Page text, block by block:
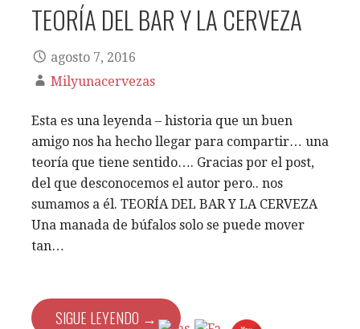
TEORÍA DEL BAR Y LA CERVEZA
agosto 7, 2016
Milyunacervezas
Esta es una leyenda – historia que un buen
amigo nos ha hecho llegar para compartir… una
teoría que tiene sentido…. Gracias por el post,
del que desconocemos el autor pero.. nos
sumamos a él. TEORÍA DEL BAR Y LA CERVEZA
Una manada de búfalos solo se puede mover
tan…
SIGUE LEYENDO →